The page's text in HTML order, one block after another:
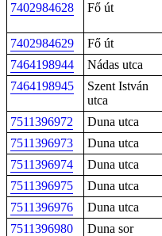
7402984628
Fő út
7402984629 Fő út
7464198944
Nádas utca
7464198945
Szent István
utca
7511396972 Duna utca
7511396973
Duna utca
7511396974
Duna utca
7511396975
Duna utca
7511396976
Duna utca
7511396980
Duna sor